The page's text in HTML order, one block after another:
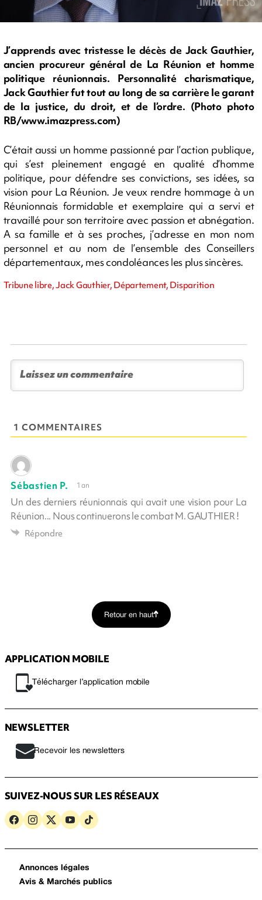
J’apprends avec tristesse le décès de Jack Gauthier,
ancien procureur général de La Réunion et homme
politique réunionnais. Personnalité charismatique,
Jack Gauthier fut tout au long de sa carrière le garant
de la justice, du droit, et de l’ordre. (Photo photo
RB/www.imazpress.com)
C’était aussi un homme passionné par l’action publique,
qui s’est pleinement engagé en qualité d’homme
politique, pour défendre ses convictions, ses idées, sa
vision pour La Réunion. Je veux rendre hommage à un
Réunionnais formidable et exemplaire qui a servi et
travaillé pour son territoire avec passion et abnégation.
A sa famille et à ses proches, j’adresse en mon nom
personnel et au nom de l’ensemble des Conseillers
départementaux, mes condoléances les plus sincères.
Tribune libre, Jack Gauthier, Département, Disparition
1 COMMENTAIRES
Sébastien P. 1 an
Un des derniers réunionnais qui avait une vision pour La
Réunion... Nous continuerons le combat M. GAUTHIER !
Répondre
Retour en haut
APPLICATION MOBILE
Télécharger l’application mobile
NEWSLETTER
Recevoir les newsletters
SUIVEZ-NOUS SUR LES RÉSEAUX
Annonces légales
Avis & Marchés publics